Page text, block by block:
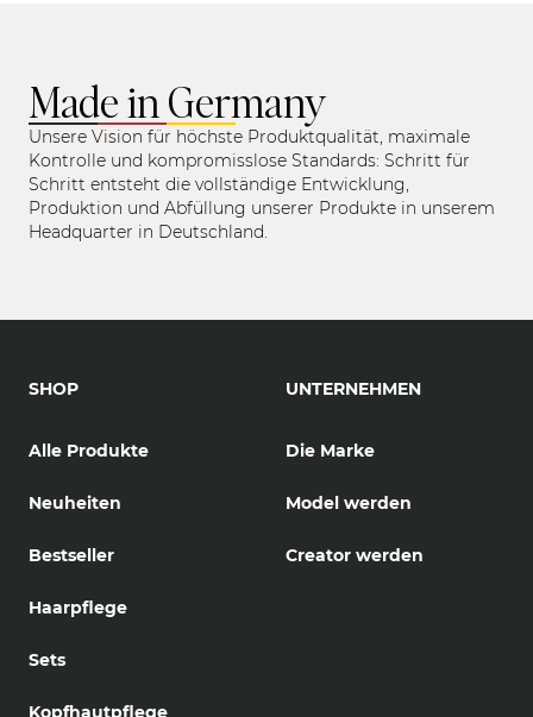
Made in Germany
Unsere Vision für höchste Produktqualität, maximale
Kontrolle und kompromisslose Standards: Schritt für
Schritt entsteht die vollständige Entwicklung,
Produktion und Abfüllung unserer Produkte in unserem
Headquarter in Deutschland.
SHOP
Alle Produkte
Neuheiten
Bestseller
Haarpflege
Sets
Kopfhautpflege
UNTERNEHMEN
Die Marke
Model werden
Creator werden